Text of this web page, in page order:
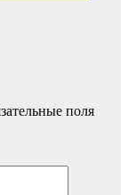
поля